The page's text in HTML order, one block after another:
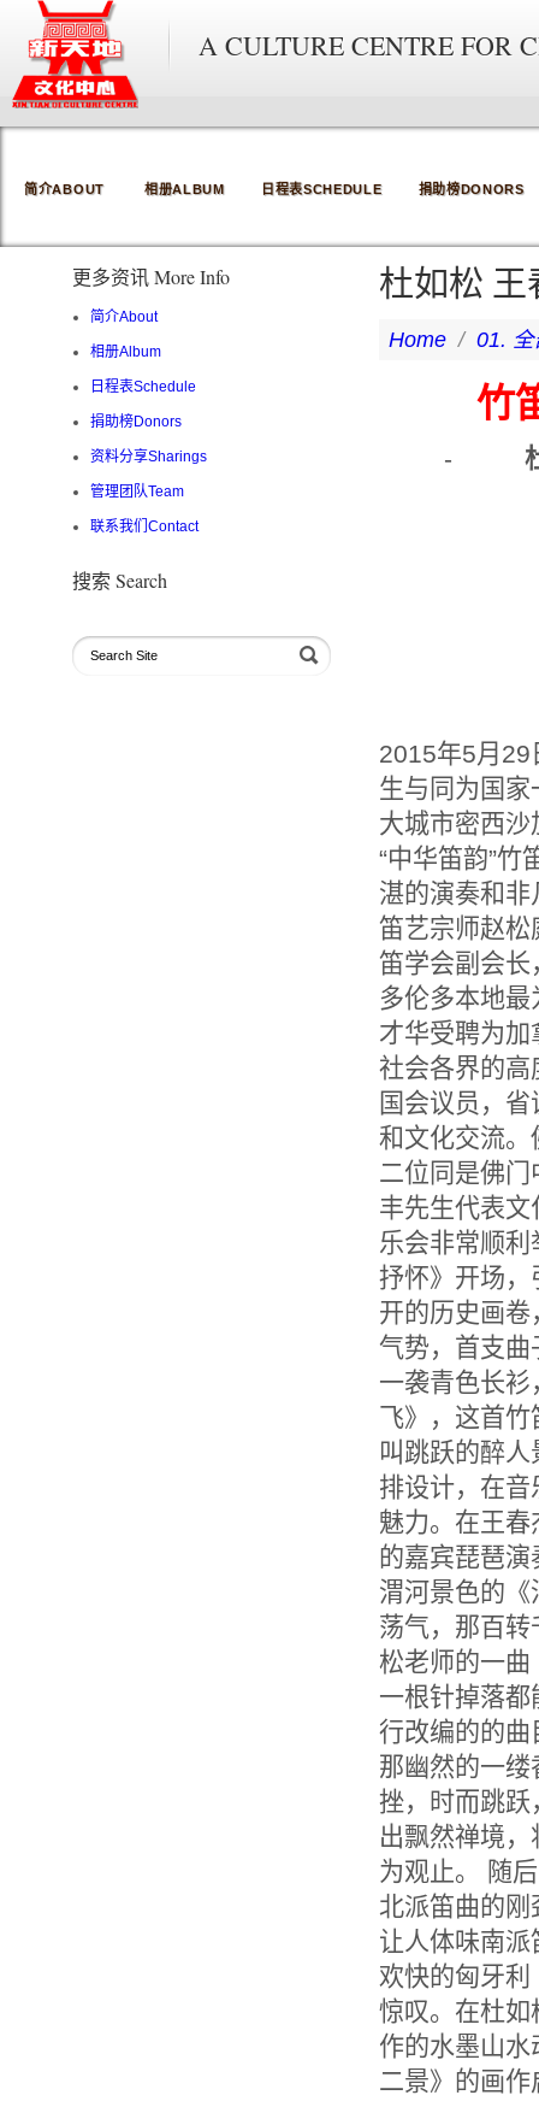
A CULTURE CENTRE FOR
简介ABOUT 相册ALBUM 日程表SCHEDULE 捐助榜DONORS
更多资讯 More Info
简介About
相册Album
日程表Schedule
捐助榜Donors
资料分享Sharings
管理团队Team
联系我们Contact
搜索 Search
杜如松 王
Home / 01.
竹
-
2015年5月29
生与同为国
大城市密西
“中华笛韵”
湛的演奏和
笛艺宗师赵松
笛学会副会长
多伦多本地
才华受聘为
社会各界的高
国会议员，
和文化交流。
二位同是佛
丰先生代表
乐会非常顺
抒怀》开场，
开的历史画
气势，首支
一袭青色长
飞》，这首
叫跳跃的醉
排设计，在
魅力。在王
的嘉宾琵琶
渭河景色的
荡气，那百
松老师的一曲
一根针掉落
行改编的的曲
那幽然的一
挫，时而跳跃
出飘然禅境
为观止。 随
北派笛曲的
让人体味南
欢快的匈牙
惊叹。在杜如
作的水墨山
二景》的画